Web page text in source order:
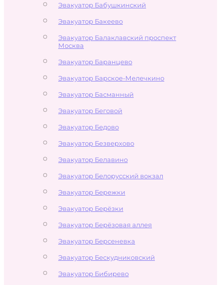
Эвакуатор Бабушкинский
Эвакуатор Бакеево
Эвакуатор Балаклавский проспект
Москва
Эвакуатор Баранцево
Эвакуатор Барское-Мелечкино
Эвакуатор Басманный
Эвакуатор Беговой
Эвакуатор Бедово
Эвакуатор Безверхово
Эвакуатор Белавино
Эвакуатор Белорусский вокзал
Эвакуатор Бережки
Эвакуатор Берёзки
Эвакуатор Берёзовая аллея
Эвакуатор Берсеневка
Эвакуатор Бескудниковский
Эвакуатор Бибирево